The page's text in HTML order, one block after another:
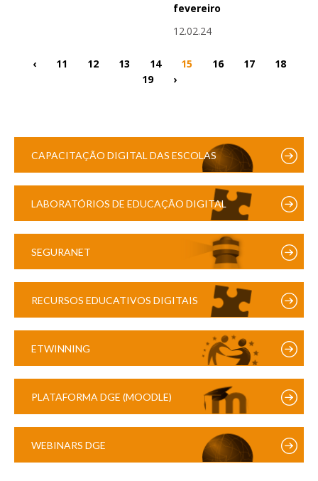
fevereiro
12.02.24
‹ 11 12 13 14 15 16 17
18
19
›
CAPACITAÇÃO DIGITAL DAS ESCOLAS
LABORATÓRIOS DE EDUCAÇÃO DIGITAL
SEGURANET
RECURSOS EDUCATIVOS DIGITAIS
ETWINNING
PLATAFORMA DGE (MOODLE)
WEBINARS DGE